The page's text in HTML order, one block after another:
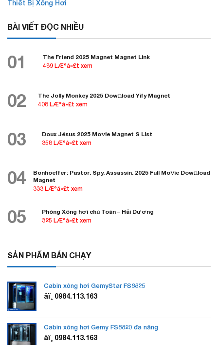
Thiết Bị Xông Hơi
BÀI VIẾT ĐỌC NHIỀU
01
The Friend 2025 Magnet Magnet Link
489 LÆ°á»£t xem
02
The Jolly Monkey 2025 Dow𝚗load Yify Magnet
408 LÆ°á»£t xem
03
Doux Jésus 2025 Mo𝚟ie Magnet S List
358 LÆ°á»£t xem
04
Bonhoeffer: Pastor. Spy. Assassin. 2025 Full Mo𝚟ie Dow𝚗load
Magnet
333 LÆ°á»£t xem
05
Phòng Xông hơi chú Toàn – Hải Dương
325 LÆ°á»£t xem
SẢN PHẨM BÁN CHẠY
Cabin xông hơi GemyStar FS8825
âï¸ 0984.113.163
Cabin xông hơi Gemy FS8820 đa năng
âï¸ 0984.113.163